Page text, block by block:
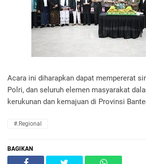
Acara ini diharapkan dapat mempererat
Polri, dan seluruh elemen masyarakat
kerukunan dan kemajuan di Provinsi
#.Regional
BAGIKAN